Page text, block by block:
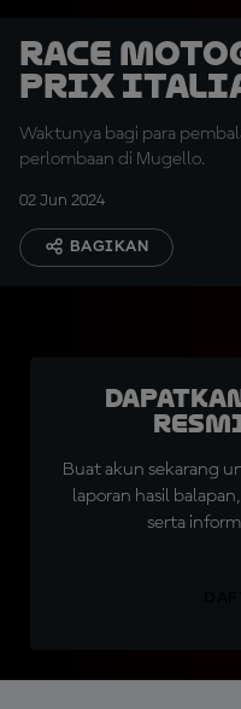
Race
Prix
Waktunya bagi para
perlombaan di Mugello.
02 Jun 2024
BAGIKAN
Buat akun sekarang
laporan hasil
serta